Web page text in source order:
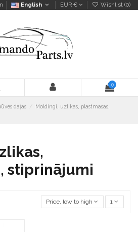
English EUR € Wishlist (0)
0
daļas
Moldingi, uzlikas, plastmasas,
stiprinājumi
Price, low to high 1